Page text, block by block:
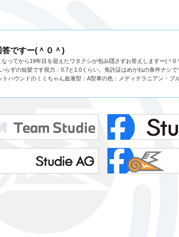
ですー(＾０＾)
ってから19年目を迎えたワタクシが包み隠さずお答えしますー(＾
らずの短髪です視力：0.7と1.0くらい。免許証はめがねの条件ナシ
ハウンドのミミちゃん血液型：A型車の色：メディテラニアン・ブ